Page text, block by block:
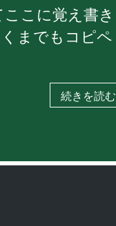
こに覚え書き
までもコピペ
続きを読む